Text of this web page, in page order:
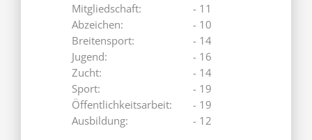
Mitgliedschaft:
Abzeichen:
Breitensport:
Jugend:
Zucht:
Sport:
Öffentlichkeitsarbeit:
Ausbildung:
- 11
- 10
- 14
- 16
- 14
- 19
- 19
- 12